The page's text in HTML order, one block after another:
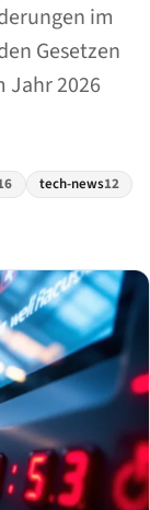
im
Gesetzen
Jahr 2026
tech-news12